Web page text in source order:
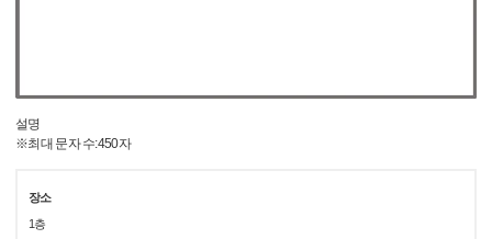
설명
※최대 문자 수:450자
장소
1층